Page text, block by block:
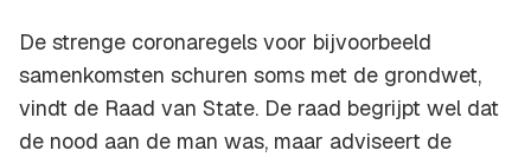
De strenge coronaregels voor bijvoorbeeld
samenkomsten schuren soms met de grondwet,
vindt de Raad van State. De raad begrijpt wel dat
de nood aan de man was, maar adviseert de